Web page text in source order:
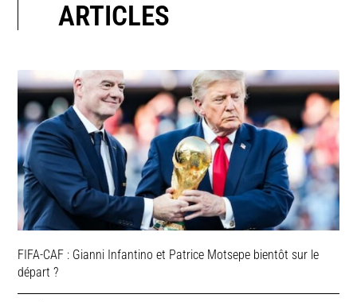
ARTICLES
FIFA-CAF : Gianni Infantino et Patrice Motsepe bientôt sur le
départ ?